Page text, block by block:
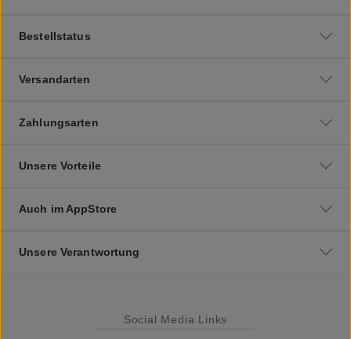
Bestellstatus
Versandarten
Zahlungsarten
Unsere Vorteile
Auch im AppStore
Unsere Verantwortung
Social Media Links